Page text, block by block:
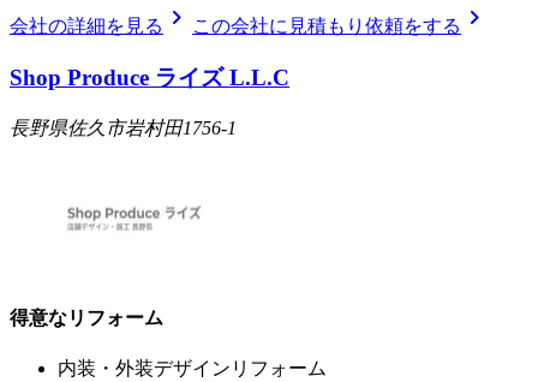
会社の詳細を見る chevron_right この会社に見積もり依頼をする chevron_right
Shop Produce ライズ L.L.C
長野県佐久市岩村田1756-1
得意なリフォーム
内装・外装デザインリフォーム